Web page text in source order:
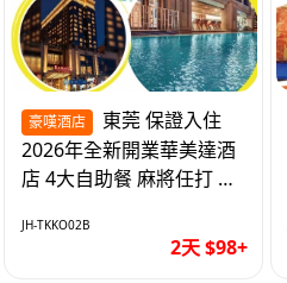
豪嘆酒店
2026年全新開業華美達酒
店 4大自助餐 麻將任打 抵
JH-TKKO02B
2天 $98+